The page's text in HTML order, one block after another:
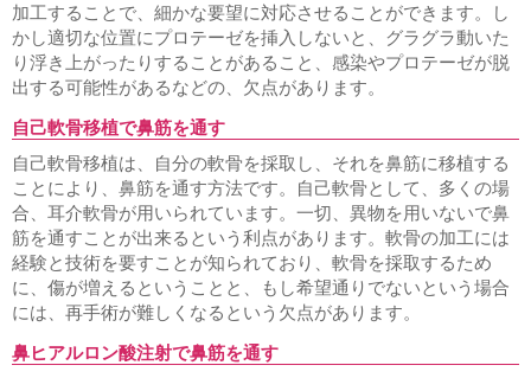
加工することで、細かな要望に対応させることができます。し
かし適切な位置にプロテーゼを挿入しないと、グラグラ動いた
り浮き上がったりすることがあること、感染やプロテーゼが脱
出する可能性があるなどの、欠点があります。
自己軟骨移植で鼻筋を通す
自己軟骨移植は、自分の軟骨を採取し、それを鼻筋に移植する
ことにより、鼻筋を通す方法です。自己軟骨として、多くの場
合、耳介軟骨が用いられています。一切、異物を用いないで鼻
筋を通すことが出来るという利点があります。軟骨の加工には
経験と技術を要すことが知られており、軟骨を採取するため
に、傷が増えるということと、もし希望通りでないという場合
には、再手術が難しくなるという欠点があります。
鼻ヒアルロン酸注射で鼻筋を通す